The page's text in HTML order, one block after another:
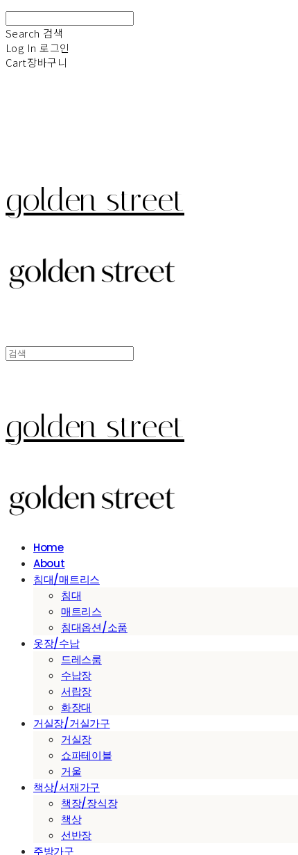
Search 검색
Log In 로그인
Cart장바구니
golden street
golden street
Home
About
침대/매트리스
침대
매트리스
침대옵션/소품
옷장/수납
드레스룸
수납장
서랍장
화장대
거실장/거실가구
거실장
쇼파테이블
거울
책상/서재가구
책장/장식장
책상
선반장
주방가구